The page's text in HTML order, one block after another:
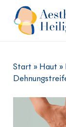
main
Start » Haut »